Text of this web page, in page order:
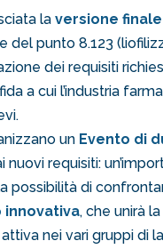
la versione finale
del punto 8.123
dei requisiti
a cui l’industria
un Evento di
requisiti:
possibilità di
innovativa, che unirà
nei vari gruppi di